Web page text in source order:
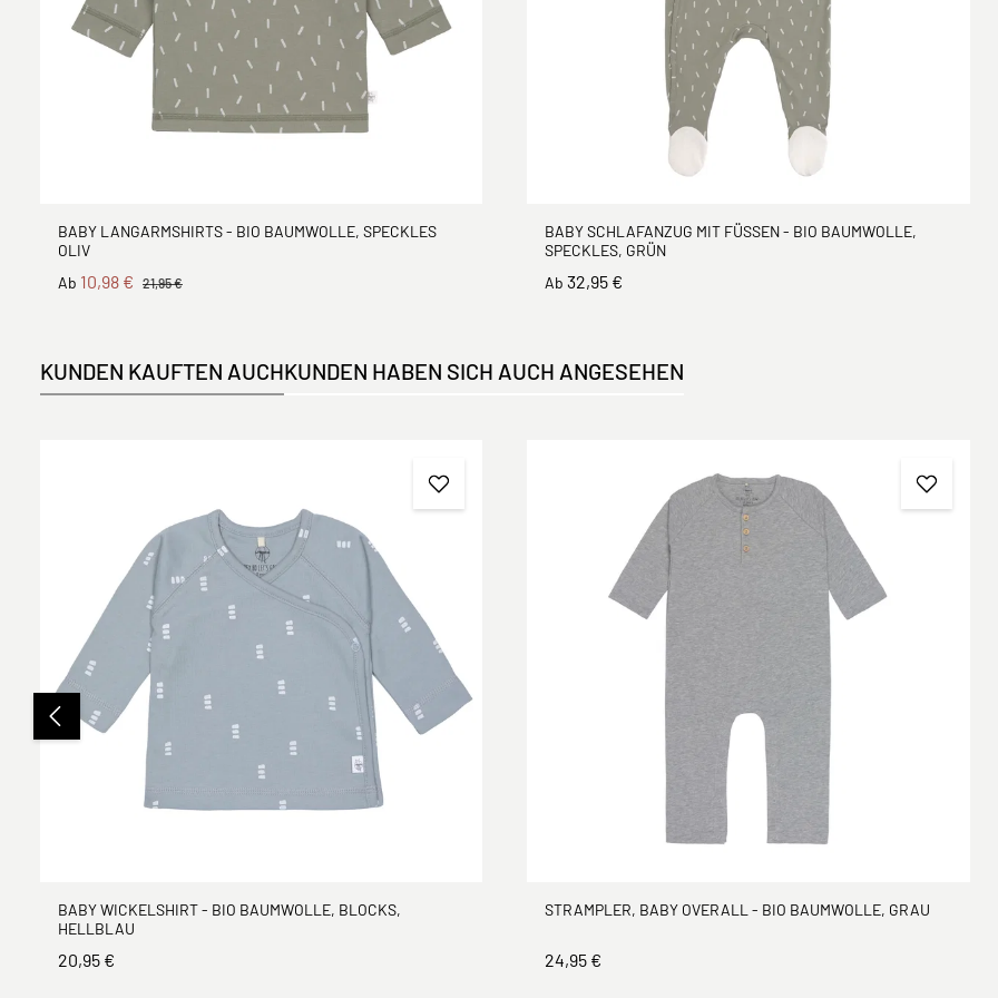
BABY LANGARMSHIRTS - BIO BAUMWOLLE, SPECKLES
OLIV
Ab 10,98 € 21,95 €
BABY SCHLAFANZUG MIT FÜSSEN - BIO BAUMWOLLE, S
PECKLES, GRÜN
Ab32,95 €
KUNDEN KAUFTEN AUCHKUNDEN HABEN SICH AUCH ANGESEHEN
BABY WICKELSHIRT - BIO BAUMWOLLE, BLOCKS,
HELLBLAU
20,95 €
STRAMPLER, BABY OVERALL - BIO BAUMWOLLE, GRAU
24,95 €